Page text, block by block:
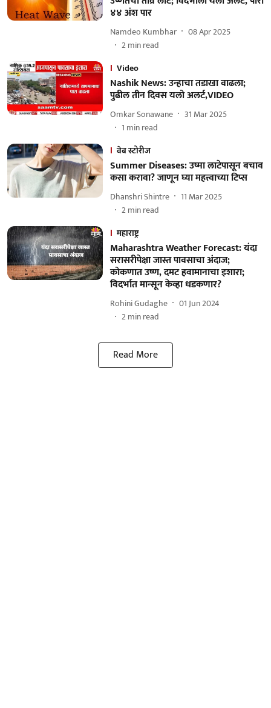
४४ अंश पार
Namdeo Kumbhar
08 Apr 2025
2min read
Video
Nashik News: उन्हाचा तडाखा वाढला;
पुढील तीन दिवस यलो अलर्ट,VIDEO
Omkar Sonawane
31 Mar 2025
1 min read
वेब स्टोरीज
Summer Diseases: उष्मा लाटेपासून बचाव
कसा करावा? जाणून घ्या महत्त्वाच्या टिप्स
Dhanshri Shintre
11 Mar 2025
2min read
महाराष्ट्र
Maharashtra Weather Forecast: यंदा
सरासरीपेक्षा जास्त पावसाचा अंदाज;
कोकणात उष्ण, दमट हवामानाचा इशारा;
विदर्भात मान्सून केव्हा धडकणार?
Rohini Gudaghe
01 Jun 2024
2min read
Read More